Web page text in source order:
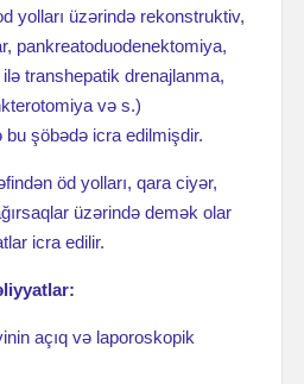
yolları üzərində rekonstruktiv,
pankreatoduodenektomiya,
transhepatik drenajlanma,
və s.)
şöbədə icra edilmişdir.
öd yolları, qara ciyər,
üzərində demək olar
icra edilir.
açıq və laporoskopik